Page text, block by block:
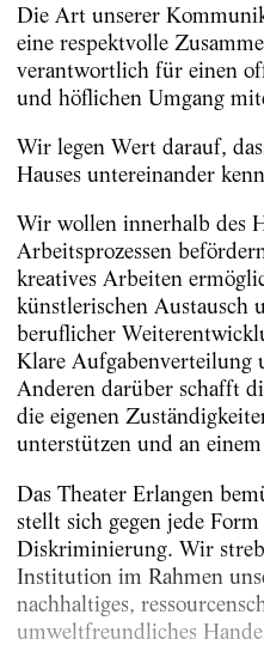
Die Art unserer
eine respektvolle
verantwortlich für einen
und höflichen Umgang
Wir legen Wert darauf,
Hauses untereinander
Wir wollen innerhalb des
Arbeitsprozessen
kreatives Arbeiten
künstlerischen Austausch
beruflicher
Klare Aufgabenverteilung
Anderen darüber schafft
die eigenen
unterstützen und an
Das Theater Erlangen
stellt sich gegen jede
Diskriminierung. Wir
Institution im Rahmen
nachhaltiges,
umweltfreundliches